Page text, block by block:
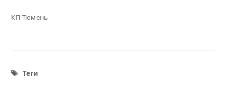
КП-Тюмень
Теги